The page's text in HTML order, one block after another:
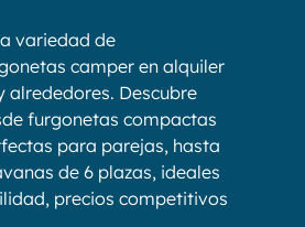
variedad de
camper en alquiler
alrededores. Descubre
furgonetas compactas
para parejas, hasta
de 6 plazas, ideales
precios competitivos